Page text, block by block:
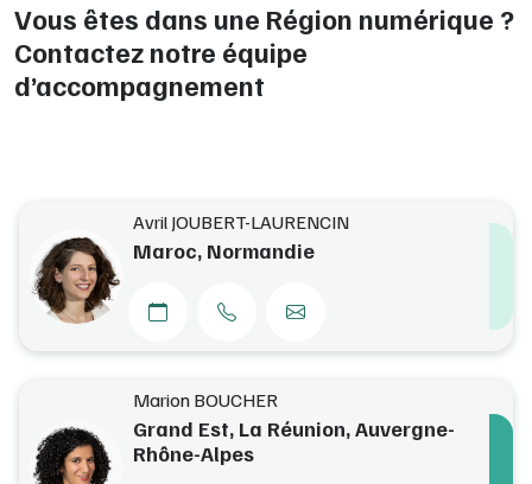
Vous êtes dans une Région numérique ?
Contactez notre équipe
d’accompagnement
Avril JOUBERT-LAURENCIN
Maroc, Normandie
Marion BOUCHER
Grand Est, La Réunion, Auvergne-
Rhône-Alpes